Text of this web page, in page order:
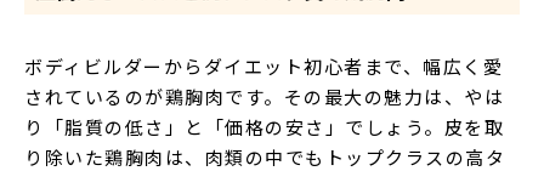
ボディビルダーからダイエット初心者まで、幅広く愛
されているのが鶏胸肉です。その最大の魅力は、やは
り「脂質の低さ」と「価格の安さ」でしょう。皮を取
り除いた鶏胸肉は、肉類の中でもトップクラスの高タ